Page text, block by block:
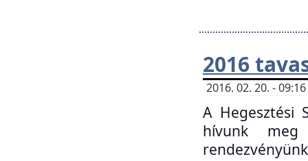
2016
2016. 02. 20. -
A Hegesztési
hívunk